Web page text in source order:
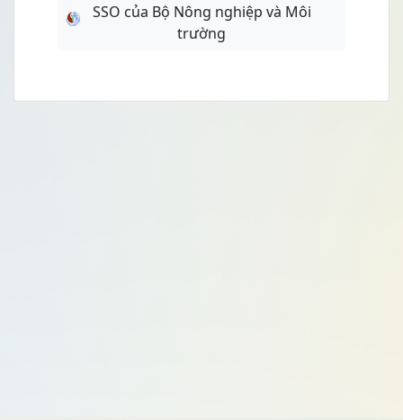
SSO của Bộ Nông nghiệp và Môi
trường